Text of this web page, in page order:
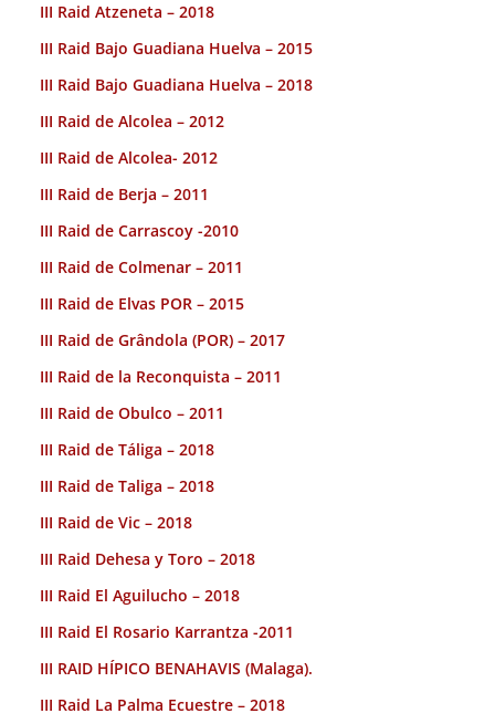
III Raid Atzeneta – 2018
III Raid Bajo Guadiana Huelva – 2015
III Raid Bajo Guadiana Huelva – 2018
III Raid de Alcolea – 2012
III Raid de Alcolea- 2012
III Raid de Berja – 2011
III Raid de Carrascoy -2010
III Raid de Colmenar – 2011
III Raid de Elvas POR – 2015
III Raid de Grândola (POR) – 2017
III Raid de la Reconquista – 2011
III Raid de Obulco – 2011
III Raid de Táliga – 2018
III Raid de Taliga – 2018
III Raid de Vic – 2018
III Raid Dehesa y Toro – 2018
III Raid El Aguilucho – 2018
III Raid El Rosario Karrantza -2011
III RAID HÍPICO BENAHAVIS (Malaga).
III Raid La Palma Ecuestre – 2018